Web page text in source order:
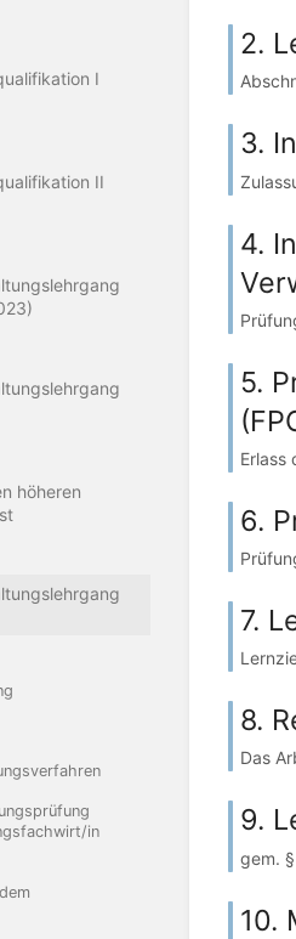
I
II
höheren
in
2.
3.
4.
5.
Erlass
6.
7.
8.
Das
9.
gem.
10.